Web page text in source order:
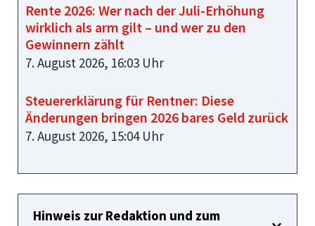
Rente 2026: Wer nach der Juli-Erhöhung
wirklich als arm gilt – und wer zu den
Gewinnern zählt
7. August 2026, 16:03 Uhr
Steuererklärung für Rentner: Diese
Änderungen bringen 2026 bares Geld zurück
7. August 2026, 15:04 Uhr
Hinweis zur Redaktion und zum